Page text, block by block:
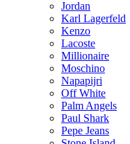
Jordan
Karl Lagerfeld
Kenzo
Lacoste
Millionaire
Moschino
Napapijri
Off White
Palm Angels
Paul Shark
Pepe Jeans